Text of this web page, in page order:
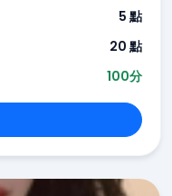
5 點
20 點
100分